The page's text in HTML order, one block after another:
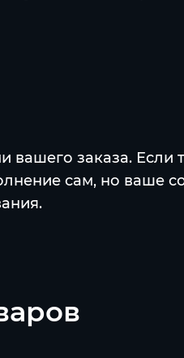
вашего заказа.
сам, но ваше